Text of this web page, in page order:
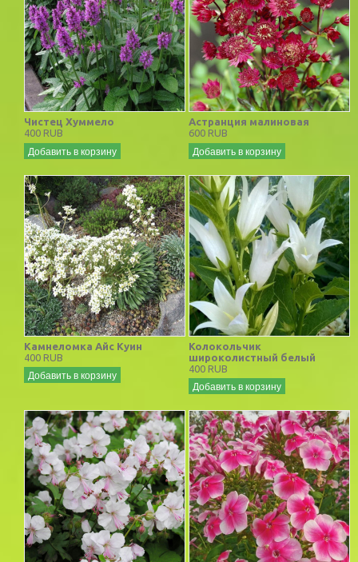
Чистец Хуммело
400 RUB
Добавить в корзину
Астранция малиновая
600 RUB
Добавить в корзину
Камнеломка Айс Куин
400 RUB
Добавить в корзину
Колокольчик
широколистный белый
400 RUB
Добавить в корзину